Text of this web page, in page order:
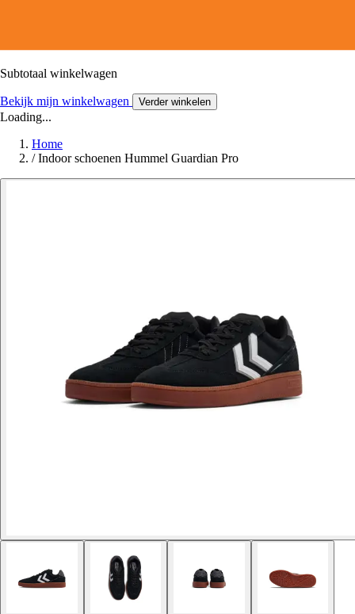
Subtotaal winkelwagen
Bekijk mijn winkelwagen Verder winkelen
Loading...
Home
/ Indoor schoenen Hummel Guardian Pro